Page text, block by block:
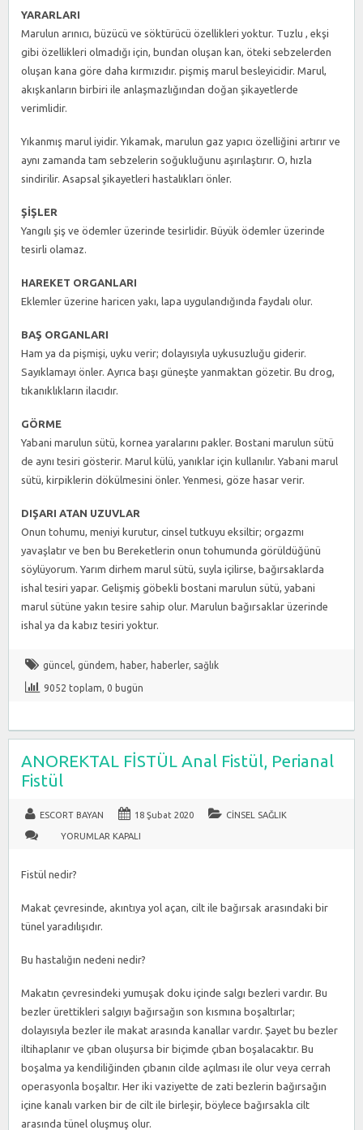
YARARLARI
Marulun arınıcı, büzücü ve söktürücü özellikleri yoktur. Tuzlu , ekşi
gibi özellikleri olmadığı için, bundan oluşan kan, öteki sebzelerden
oluşan kana göre daha kırmızıdır. pişmiş marul besleyicidir. Marul,
akışkanların birbiri ile anlaşmazlığından doğan şikayetlerde
verimlidir.
Yıkanmış marul iyidir. Yıkamak, marulun gaz yapıcı özelliğini artırır ve
aynı zamanda tam sebzelerin soğukluğunu aşırılaştırır. O, hızla
sindirilir. Asapsal şikayetleri hastalıkları önler.
ŞİŞLER
Yangılı şiş ve ödemler üzerinde tesirlidir. Büyük ödemler üzerinde
tesirli olamaz.
HAREKET ORGANLARI
Eklemler üzerine haricen yakı, lapa uygulandığında faydalı olur.
BAŞ ORGANLARI
Ham ya da pişmişi, uyku verir; dolayısıyla uykusuzluğu giderir.
Sayıklamayı önler. Ayrıca başı güneşte yanmaktan gözetir. Bu drog,
tıkanıklıkların ilacıdır.
GÖRME
Yabani marulun sütü, kornea yaralarını pakler. Bostani marulun sütü
de aynı tesiri gösterir. Marul külü, yanıklar için kullanılır. Yabani marul
sütü, kirpiklerin dökülmesini önler. Yenmesi, göze hasar verir.
DIŞARI ATAN UZUVLAR
Onun tohumu, meniyi kurutur, cinsel tutkuyu eksiltir; orgazmı
yavaşlatır ve ben bu Bereketlerin onun tohumunda görüldüğünü
söylüyorum. Yarım dirhem marul sütü, suyla içilirse, bağırsaklarda
ishal tesiri yapar. Gelişmiş göbekli bostani marulun sütü, yabani
marul sütüne yakın tesire sahip olur. Marulun bağırsaklar üzerinde
ishal ya da kabız tesiri yoktur.
güncel, gündem, haber, haberler, sağlık
9052 toplam, 0 bugün
ANOREKTAL FİSTÜL Anal Fistül, Perianal
Fistül
ESCORT BAYAN 18 Şubat 2020
CINSEL SAĞLIK
ANOREKTAL
FİSTÜL
PERIANAL
FISTÜL
YORUMLAR KAPALI
Fistül nedir?
Makat çevresinde, akıntıya yol açan, cilt ile bağırsak arasındaki bir
tünel yaradılışıdır.
Bu hastalığın nedeni nedir?
Makatın çevresindeki yumuşak doku içinde salgı bezleri vardır. Bu
bezler ürettikleri salgıyı bağırsağın son kısmına boşaltırlar;
dolayısıyla bezler ile makat arasında kanallar vardır. Şayet bu bezler
iltihaplanır ve çıban oluşursa bir biçimde çıban boşalacaktır. Bu
boşalma ya kendiliğinden çıbanın cilde açılması ile olur veya cerrah
operasyonla boşaltır. Her iki vaziyette de zati bezlerin bağırsağın
içine kanalı varken bir de cilt ile birleşir, böylece bağırsakla cilt
arasında tünel oluşmuş olur.